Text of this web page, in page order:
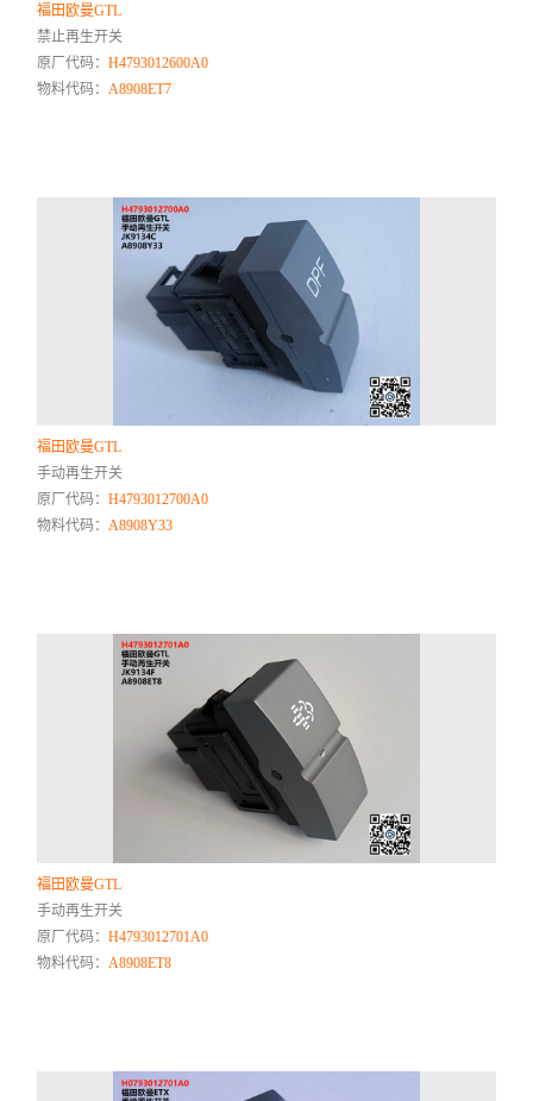
福田欧曼GTL
禁止再生开关
原厂代码：H4793012600A0
物料代码： A8908ET7
福田欧曼GTL
手动再生开关
原厂代码：H4793012700A0
物料代码：A8908Y33
福田欧曼GTL
手动再生开关
原厂代码：H4793012701A0
物料代码：A8908ET8